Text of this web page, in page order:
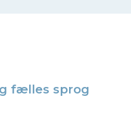
fælles sprog